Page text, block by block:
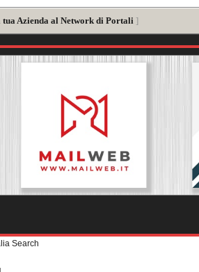
tua Azienda al Network di Portali ]
Search